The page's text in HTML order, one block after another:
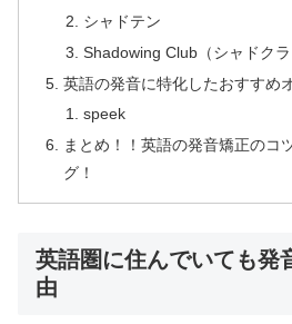
シャドテン
Shadowing Club（シャドクラ
英語の発音に特化したおすすめ
speek
まとめ！！英語の発音矯正のコ
グ！
英語圏に住んでいても発
由